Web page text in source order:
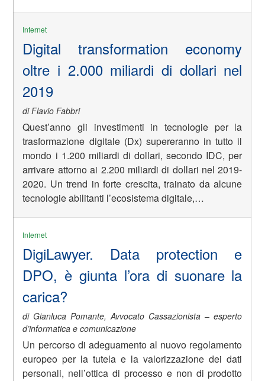
Internet
Digital transformation economy
oltre i 2.000 miliardi di dollari nel
2019
di Flavio Fabbri
Quest’anno gli investimenti in tecnologie per la
trasformazione digitale (Dx) supereranno in tutto il
mondo i 1.200 miliardi di dollari, secondo IDC, per
arrivare attorno ai 2.200 miliardi di dollari nel 2019-
2020. Un trend in forte crescita, trainato da alcune
tecnologie abilitanti l’ecosistema digitale,…
Internet
DigiLawyer. Data protection e
DPO, è giunta l’ora di suonare la
carica?
di Gianluca Pomante, Avvocato Cassazionista – esperto
d’informatica e comunicazione
Un percorso di adeguamento al nuovo regolamento
europeo per la tutela e la valorizzazione dei dati
personali, nell’ottica di processo e non di prodotto